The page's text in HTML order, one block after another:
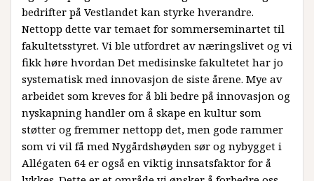
bedrifter på Vestlandet kan styrke hverandre.
Nettopp dette var temaet for sommerseminartet til
fakultetsstyret. Vi ble utfordret av næringslivet og vi
fikk høre hvordan Det medisinske fakultetet har jo
systematisk med innovasjon de siste årene. Mye av
arbeidet som kreves for å bli bedre på innovasjon og
nyskapning handler om å skape en kultur som
støtter og fremmer nettopp det, men gode rammer
som vi vil få med Nygårdshøyden sør og nybygget i
Allégaten 64 er også en viktig innsatsfaktor for å